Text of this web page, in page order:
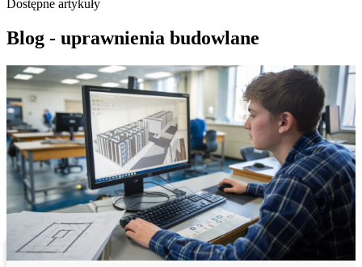
Dostępne artykuły
Blog - uprawnienia budowlane